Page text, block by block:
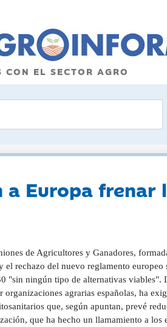
CON EL SECTOR AGRO
Europa
de Agricultores y Ganadores,
rechazo del nuevo reglamento europeo
"sin ningún tipo de alternativas
agrarias españolas, ha
que, según apuntan, prevé
que ha hecho un llamamiento a los